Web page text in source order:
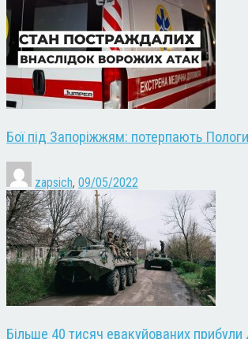
Бої під Запоріжжям: потерпають
zapsich, 09/05/2022
Більше 40 тисяч евакуйованих